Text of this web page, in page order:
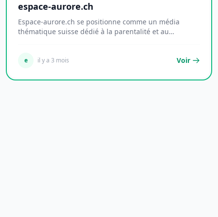
espace-aurore.ch
Espace-aurore.ch se positionne comme un média
thématique suisse dédié à la parentalité et au
e il y a 3 mois Voir